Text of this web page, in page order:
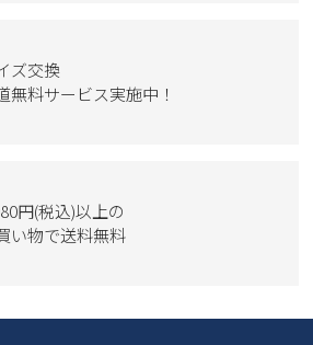
ズ交換
無料サービス実施中！
円(税込)以上の
い物で送料無料